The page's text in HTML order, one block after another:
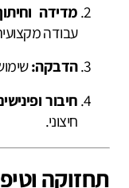
מדידה
עבודה
הדבקה:
חיבור
חיצוני.
תחזוקה